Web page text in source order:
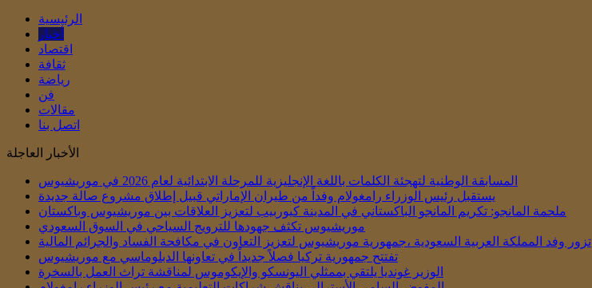
الرئيسية
أخبار
اقتصاد
ثقافة
رياضة
فن
مقالات
اتصل بنا
الأخبار العاجلة
المسابقة الوطنية لتهجئة الكلمات باللغة الإنجليزية للمرحلة الابتدائية لعام 2026 في موريشيوس
يستقبل رئيس الوزراء رامغولام وفداً من طيران الإماراتي قبيل إطلاق مشروع صالة جديدة
ملحمة المانجو: تكريم المانجو الباكستاني في المدينة كيوربيب لتعزيز العلاقات بين موريشيوس وباكستان
موريشيوس تكثف جهودها للترويج السياحي في السوق السعودي
تزور وفد المملكة العربية السعودية ،جمهورية موريشيوس لتعزيز التعاون في مكافحة الفساد والجرائم المالية
تفتتح جمهورية تركيا فصلاً جديداً في تعاونها الدبلوماسي مع موريشيوس
الوزير غونديا يلتقي بممثلي اليونسكو والإيكوموس لمناقشة تراث العمل بالسخرة